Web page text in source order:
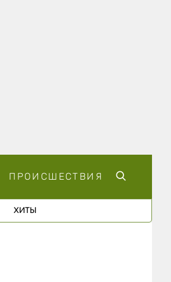
ПРОИСШЕСТВИЯ
ХИТЫ